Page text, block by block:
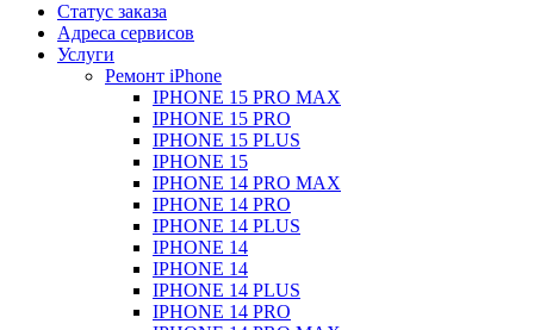
Статус заказа
Адреса сервисов
Услуги
Ремонт iPhone
IPHONE 15 PRO MAX
IPHONE 15 PRO
IPHONE 15 PLUS
IPHONE 15
IPHONE 14 PRO MAX
IPHONE 14 PRO
IPHONE 14 PLUS
IPHONE 14
IPHONE 14
IPHONE 14 PLUS
IPHONE 14 PRO